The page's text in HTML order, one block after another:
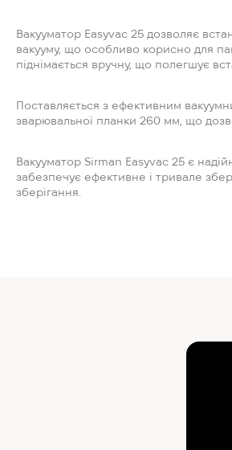
Вакууматор Easyvac 25 дозволяє
вакууму, що особливо корисно для
піднімається вручну, що полегшує
Поставляється з ефективним
зварювальної планки 260 мм, що
Вакууматор Sirman Easyvac 25 є
забезпечує ефективне і тривале
зберігання.